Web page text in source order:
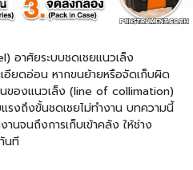
อาศัยระบบชดเชยแนวเล็ง
อียดอ่อน หากขนย้ายหรือจัดเก็บผิด
ของแนวเล็ง (line of collimation)
รงถึงขั้นชดเชยไม่ทำงาน บทความนี้
นจนถึงการเก็บเข้าคลัง ให้ช่าง
นที